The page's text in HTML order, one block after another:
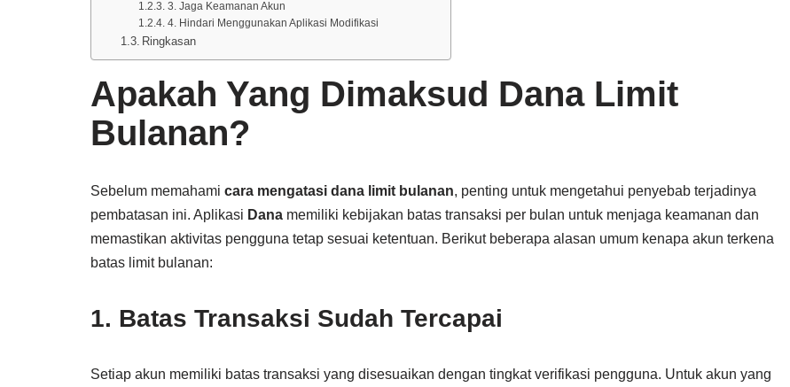
3. Jaga Keamanan Akun
4. Hindari Menggunakan Aplikasi Modifikasi
Ringkasan
Apakah Yang Dimaksud Dana Limit
Bulanan?
Sebelum memahami cara mengatasi dana limit bulanan, penting untuk mengetahui penyebab terjadinya
pembatasan ini. Aplikasi Dana memiliki kebijakan batas transaksi per bulan untuk menjaga keamanan dan
memastikan aktivitas pengguna tetap sesuai ketentuan. Berikut beberapa alasan umum kenapa akun terkena
batas limit bulanan:
1. Batas Transaksi Sudah Tercapai
Setiap akun memiliki batas transaksi yang disesuaikan dengan tingkat verifikasi pengguna. Untuk akun yang